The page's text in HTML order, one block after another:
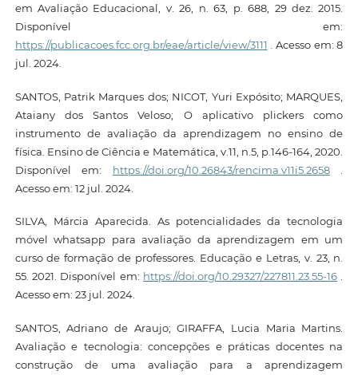
em Avaliação Educacional, v. 26, n. 63, p. 688, 29 dez. 2015.
Disponível em:
https://publicacoes.fcc.org.br/eae/article/view/3111 . Acesso em: 8
jul. 2024.
SANTOS, Patrik Marques dos; NICOT, Yuri Expósito; MARQUES,
Ataiany dos Santos Veloso; O aplicativo plickers como
instrumento de avaliação da aprendizagem no ensino de
física. Ensino de Ciência e Matemática, v.11, n.5, p.146-164, 2020.
Disponível em: https://doi.org/10.26843/rencima.v11i5.2658.
Acesso em: 12 jul. 2024.
SILVA, Márcia Aparecida. As potencialidades da tecnologia
móvel whatsapp para avaliação da aprendizagem em um
curso de formação de professores. Educação e Letras, v. 23, n.
55. 2021. Disponível em: https://doi.org/10.29327/227811.23.55-16
Acesso em: 23 jul. 2024.
SANTOS, Adriano de Araujo; GIRAFFA, Lucia Maria Martins.
Avaliação e tecnologia: concepções e práticas docentes na
construção de uma avaliação para a aprendizagem